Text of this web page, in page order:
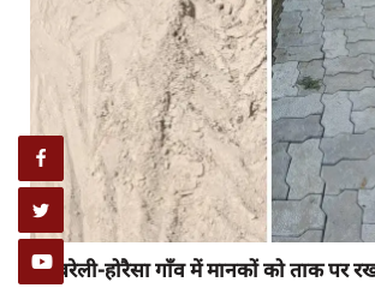
रायबरेली-होरैसा गाँव में मानकों को ताक पर